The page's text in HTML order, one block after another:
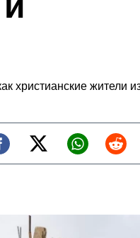
христианские жители
Twitter (X)